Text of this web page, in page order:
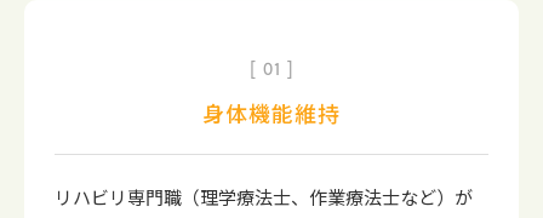
01
身体機能維持
リハビリ専門職（理学療法士、作業療法士など）が